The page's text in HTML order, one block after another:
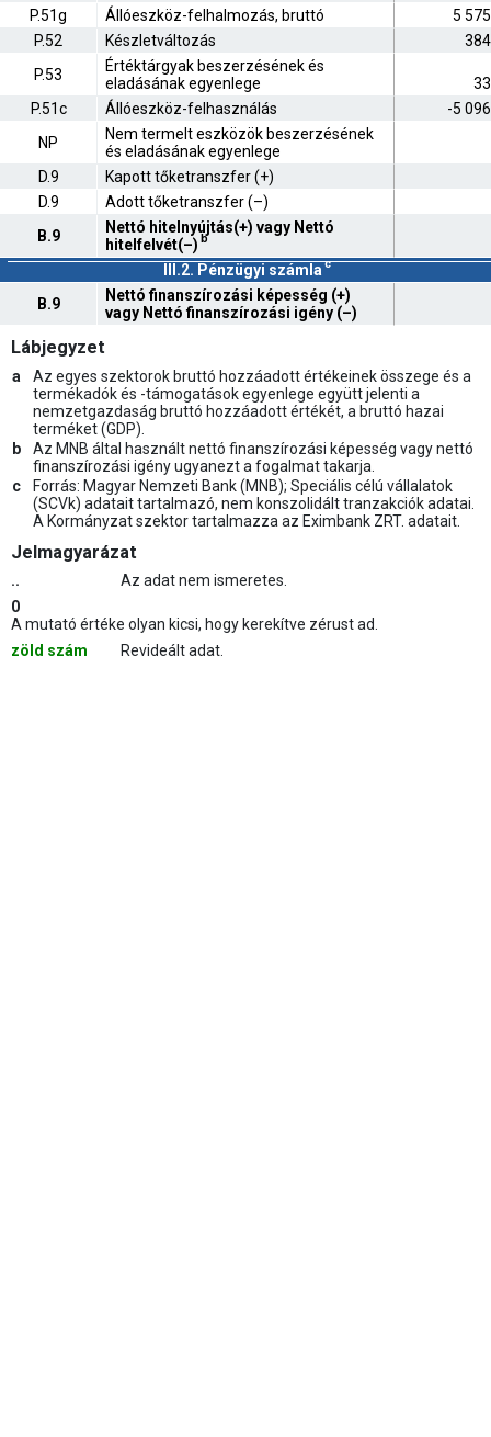
P.51g
Állóeszköz-felhalmozás, bruttó
5
P.52
Készletváltozás
P.53
Értéktárgyak beszerzésének és
eladásának egyenlege
P.51c
Állóeszköz-felhasználás
-5
NP
Nem termelt eszközök beszerzésének
és eladásának egyenlege
D.9
Kapott tőketranszfer (+)
D.9
Adott tőketranszfer (–)
B.9
Nettó hitelnyújtás(+) vagy Nettó
hitelfelvét(–) b
III.2. Pénzügyi számlac
B.9
Nettó finanszírozási képesség (+)
vagy Nettó finanszírozási igény (–)
Lábjegyzet
a
Az egyes szektorok bruttó hozzáadott értékeinek összege és a
termékadók és -támogatások egyenlege együtt jelenti a
nemzetgazdaság bruttó hozzáadott értékét, a bruttó hazai
terméket (GDP).
b
Az MNB által használt nettó finanszírozási képesség vagy nettó
finanszírozási igény ugyanezt a fogalmat takarja.
c
Forrás: Magyar Nemzeti Bank (MNB); Speciális célú vállalatok
(SCVk) adatait tartalmazó, nem konszolidált tranzakciók adatai.
A Kormányzat szektor tartalmazza az Eximbank ZRT. adatait.
Jelmagyarázat
..
Az adat nem ismeretes.
0
A mutató értéke olyan kicsi, hogy kerekítve zérust ad.
zöld szám
Revideált adat.